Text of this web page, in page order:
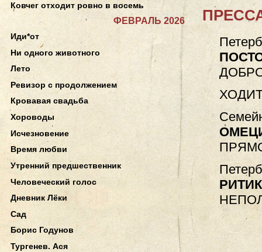
Ковчег отходит ровно в восемь
ФЕВРАЛЬ 2026
Иди*от
Ни одного животного
Лето
Ревизор с продолжением
Кровавая свадьба
Хороводы
Исчезновение
Время любви
Утренний предшественник
Человеческий голос
Дневник Лёки
Сад
Борис Годунов
Тургенев. Ася